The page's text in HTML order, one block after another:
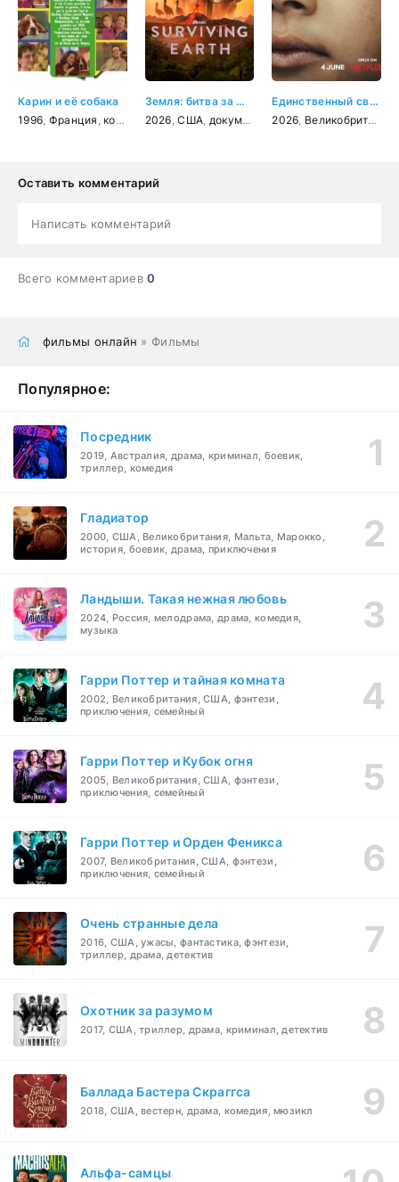
Карин и её собака
1996 Франция комедия
Земля: битва за жизнь
2026 ,США документальный
Единственный свидетель
2026 Великобритания
Оставить комментарий
Написать комментарий
Всего комментариев0
фильмы онлайн » Фильмы
Популярное:
Посредник
2019, Австралия, драма, криминал, боевик,
триллер, комедия
Гладиатор
2000, США, Великобритания, Мальта, Марокко,
история, боевик, драма, приключения
Ландыши. Такая нежная любовь
2024, Россия, мелодрама, драма, комедия,
музыка
Гарри Поттер и тайная комната
2002, Великобритания, США, фэнтези,
приключения, семейный
Гарри Поттер и Кубок огня
2005, Великобритания, США, фэнтези,
приключения, семейный
Гарри Поттер и Орден Феникса
2007, Великобритания, США, фэнтези,
приключения, семейный
Очень странные дела
2016, США, ужасы, фантастика, фэнтези,
триллер, драма, детектив
Охотник за разумом
2017, США, триллер, драма, криминал, детектив
Баллада Бастера Скраггса
2018, США, вестерн, драма, комедия, мюзикл
Альфа-самцы